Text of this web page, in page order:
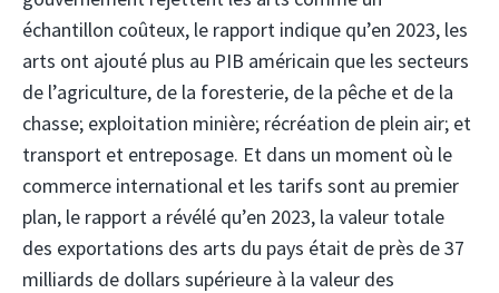
échantillon coûteux, le rapport indique qu’en 2023, les
arts ont ajouté plus au PIB américain que les secteurs
de l’agriculture, de la foresterie, de la pêche et de la
chasse; exploitation minière; récréation de plein air; et
transport et entreposage. Et dans un moment où le
commerce international et les tarifs sont au premier
plan, le rapport a révélé qu’en 2023, la valeur totale
des exportations des arts du pays était de près de 37
milliards de dollars supérieure à la valeur des